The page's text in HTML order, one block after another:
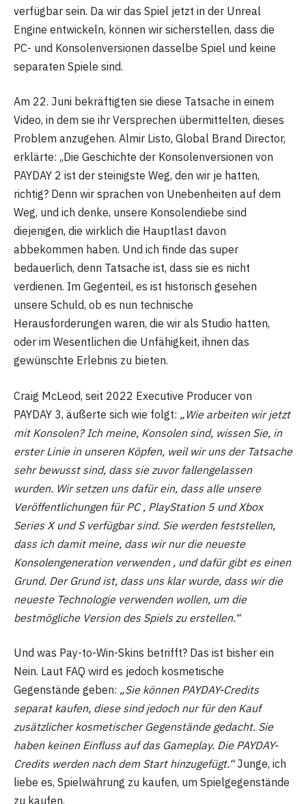
verfügbar sein. Da wir das Spiel jetzt in der Unreal
Engine entwickeln, können wir sicherstellen, dass die
PC- und Konsolenversionen dasselbe Spiel und keine
separaten Spiele sind.
Am 22. Juni bekräftigten sie diese Tatsache in einem
Video, in dem sie ihr Versprechen übermittelten, dieses
Problem anzugehen. Almir Listo, Global Brand Director,
erklärte: „Die Geschichte der Konsolenversionen von
PAYDAY 2 ist der steinigste Weg, den wir je hatten,
richtig? Denn wir sprachen von Unebenheiten auf dem
Weg, und ich denke, unsere Konsolendiebe sind
diejenigen, die wirklich die Hauptlast davon
abbekommen haben. Und ich finde das super
bedauerlich, denn Tatsache ist, dass sie es nicht
verdienen. Im Gegenteil, es ist historisch gesehen
unsere Schuld, ob es nun technische
Herausforderungen waren, die wir als Studio hatten,
oder im Wesentlichen die Unfähigkeit, ihnen das
gewünschte Erlebnis zu bieten.
Craig McLeod, seit 2022 Executive Producer von
PAYDAY 3, äußerte sich wie folgt: „Wie arbeiten wir jetzt
mit Konsolen? Ich meine, Konsolen sind, wissen Sie, in
erster Linie in unseren Köpfen, weil wir uns der Tatsache
sehr bewusst sind, dass sie zuvor fallengelassen
wurden. Wir setzen uns dafür ein, dass alle unsere
Veröffentlichungen für PC , PlayStation 5 und Xbox
Series X und S verfügbar sind. Sie werden feststellen,
dass ich damit meine, dass wir nur die neueste
Konsolengeneration verwenden , und dafür gibt es einen
Grund. Der Grund ist, dass uns klar wurde, dass wir die
neueste Technologie verwenden wollen, um die
bestmögliche Version des Spiels zu erstellen.“
Und was Pay-to-Win-Skins betrifft? Das ist bisher ein
Nein. Laut FAQ wird es jedoch kosmetische
Gegenstände geben: „Sie können PAYDAY-Credits
separat kaufen, diese sind jedoch nur für den Kauf
zusätzlicher kosmetischer Gegenstände gedacht. Sie
haben keinen Einfluss auf das Gameplay. Die PAYDAY-
Credits werden nach dem Start hinzugefügt.“Junge, ich
liebe es, Spielwährung zu kaufen, um Spielgegenstände
zu kaufen.